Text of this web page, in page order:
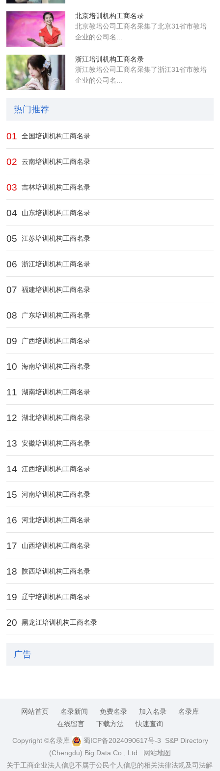
北京培训机构工商名录
北京教培公司工商名采集了北京31省市教培
企业的公司名...
浙江培训机构工商名录
浙江教培公司工商名采集了浙江31省市教培
企业的公司名...
热门推荐
01 全国培训机构工商名录
02 云南培训机构工商名录
03 吉林培训机构工商名录
04 山东培训机构工商名录
05 江苏培训机构工商名录
06 浙江培训机构工商名录
07 福建培训机构工商名录
08 广东培训机构工商名录
09 广西培训机构工商名录
10 海南培训机构工商名录
11 湖南培训机构工商名录
12 湖北培训机构工商名录
13 安徽培训机构工商名录
14 江西培训机构工商名录
15 河南培训机构工商名录
16 河北培训机构工商名录
17 山西培训机构工商名录
18 陕西培训机构工商名录
19 辽宁培训机构工商名录
20 黑龙江培训机构工商名录
广告
网站首页 名录新闻 免费名录 加入名录
名录库
在线留言
下载方法 快速查询
Copyright ©名录库 蜀ICP备2024090617号-3 S&P Directory
(Chengdu) Big Data Co., Ltd
网站地图
关于工商企业法人信息不属于公民个人信息的相关法律法规及司法解